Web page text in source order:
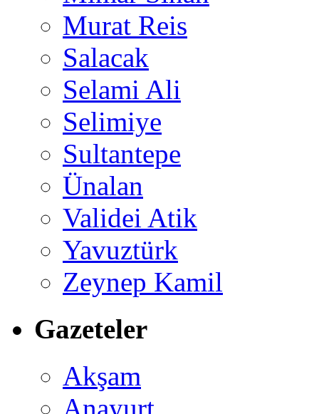
Murat Reis
Salacak
Selami Ali
Selimiye
Sultantepe
Ünalan
Validei Atik
Yavuztürk
Zeynep Kamil
Gazeteler
Akşam